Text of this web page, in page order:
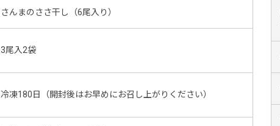
さんまのささ干し（6尾入り）
3尾入2袋
冷凍180日（開封後はお早めにお召し上がりください）